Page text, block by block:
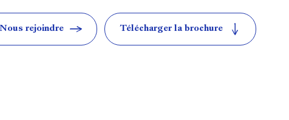
Nous rejoindre Télécharger la brochure